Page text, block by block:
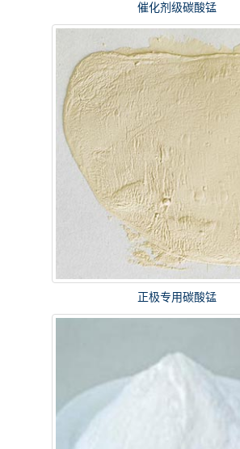
催化剂级碳酸锰
正极专用碳酸锰